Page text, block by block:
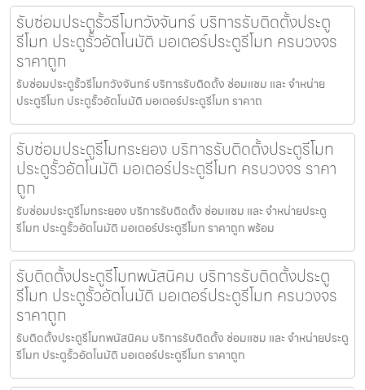
รับซ่อมประตูรั้วรีโมทวังจันทร์ บริการรับติดตั้งประตู
รีโมท ประตูรั้วอัตโนมัติ มอเตอร์ประตูรีโมท ครบวงจร
ราคาถูก
รับซ่อมประตูรั้วรีโมทวังจันทร์ บริการรับติดตั้ง ซ่อมแซม และ จำหน่าย
ประตูรีโมท ประตูรั้วอัตโนมัติ มอเตอร์ประตูรีโมท ราคาถ
รับซ่อมประตูรีโมทระยอง บริการรับติดตั้งประตูรีโมท
ประตูรั้วอัตโนมัติ มอเตอร์ประตูรีโมท ครบวงจร ราคา
ถูก
รับซ่อมประตูรีโมทระยอง บริการรับติดตั้ง ซ่อมแซม และ จำหน่ายประตู
รีโมท ประตูรั้วอัตโนมัติ มอเตอร์ประตูรีโมท ราคาถูก พร้อม
รับติดตั้งประตูรีโมทพนัสนิคม บริการรับติดตั้งประตู
รีโมท ประตูรั้วอัตโนมัติ มอเตอร์ประตูรีโมท ครบวงจร
ราคาถูก
รับติดตั้งประตูรีโมทพนัสนิคม บริการรับติดตั้ง ซ่อมแซม และ จำหน่ายประตู
รีโมท ประตูรั้วอัตโนมัติ มอเตอร์ประตูรีโมท ราคาถูก